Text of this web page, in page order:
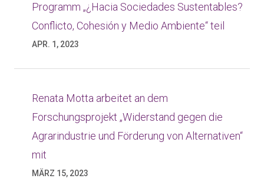
Programm „¿Hacia Sociedades Sustentables?
Conflicto, Cohesión y Medio Ambiente“ teil
APR. 1, 2023
Renata Motta arbeitet an dem
Forschungsprojekt „Widerstand gegen die
Agrarindustrie und Förderung von Alternativen“
mit
MÄRZ 15, 2023